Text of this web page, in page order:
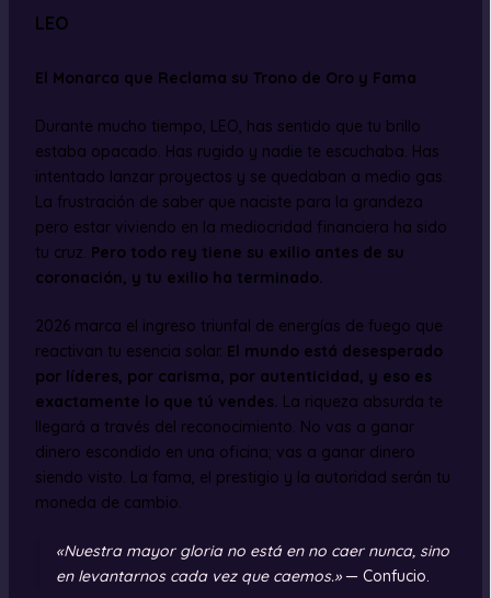
LEO
El Monarca que Reclama su Trono de Oro y Fama
Durante mucho tiempo, LEO, has sentido que tu brillo
estaba opacado. Has rugido y nadie te escuchaba. Has
intentado lanzar proyectos y se quedaban a medio gas.
La frustración de saber que naciste para la grandeza
pero estar viviendo en la mediocridad financiera ha sido
tu cruz. Pero todo rey tiene su exilio antes de su
coronación, y tu exilio ha terminado.
2026 marca el ingreso triunfal de energías de fuego que
reactivan tu esencia solar. El mundo está desesperado
por líderes, por carisma, por autenticidad, y eso es
exactamente lo que tú vendes. La riqueza absurda te
llegará a través del reconocimiento. No vas a ganar
dinero escondido en una oficina; vas a ganar dinero
siendo visto. La fama, el prestigio y la autoridad serán tu
moneda de cambio.
«Nuestra mayor gloria no está en no caer nunca, sino
en levantarnos cada vez que caemos.»— Confucio.